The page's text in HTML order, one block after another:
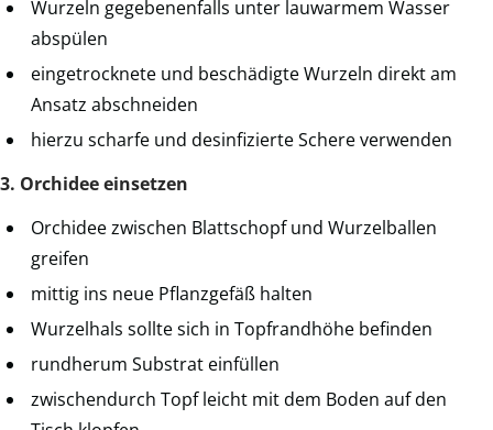
Wurzeln gegebenenfalls unter lauwarmem Wasser
abspülen
eingetrocknete und beschädigte Wurzeln direkt am
Ansatz abschneiden
hierzu scharfe und desinfizierte Schere verwenden
3. Orchidee einsetzen
Orchidee zwischen Blattschopf und Wurzelballen
greifen
mittig ins neue Pflanzgefäß halten
Wurzelhals sollte sich in Topfrandhöhe befinden
rundherum Substrat einfüllen
zwischendurch Topf leicht mit dem Boden auf den